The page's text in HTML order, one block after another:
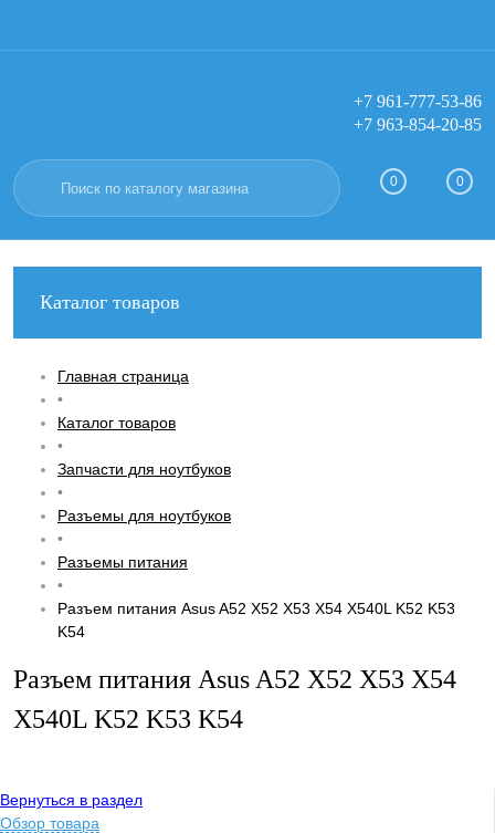
Вход Регистрация
+7 961-777-53-86
+7 963-854-20-85
0 0
Каталог товаров
Главная страница
•
Каталог товаров
•
Запчасти для ноутбуков
•
Разъемы для ноутбуков
•
Разъемы питания
•
Разъем питания Asus A52 X52 X53 X54 X540L K52 K53
K54
Разъем питания Asus A52 X52 X53 X54
X540L K52 K53 K54
Вернуться в раздел
Обзор товара